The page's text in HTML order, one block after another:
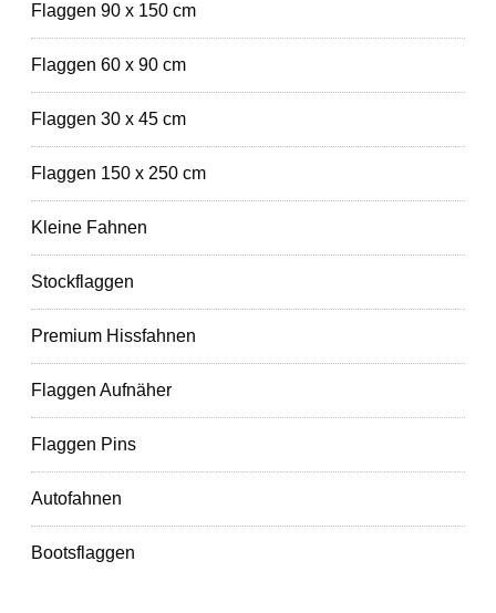
Flaggen 90 x 150 cm
Flaggen 60 x 90 cm
Flaggen 30 x 45 cm
Flaggen 150 x 250 cm
Kleine Fahnen
Stockflaggen
Premium Hissfahnen
Flaggen Aufnäher
Flaggen Pins
Autofahnen
Bootsflaggen